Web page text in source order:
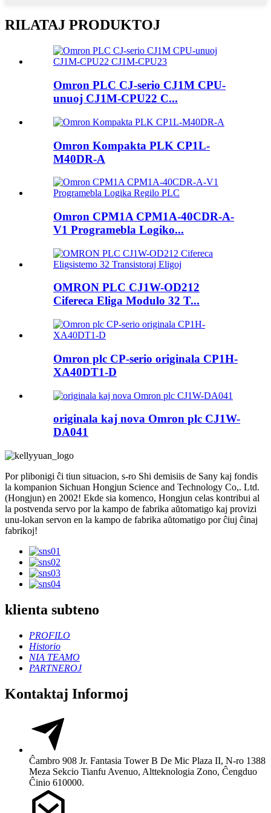
RILATAJ PRODUKTOJ
Omron PLC CJ-serio CJ1M CPU-
unuoj CJ1M-CPU22 C...
Omron Kompakta PLK CP1L-
M40DR-A
Omron CPM1A CPM1A-40CDR-A-
V1 Programebla Logiko...
OMRON PLC CJ1W-OD212
Cifereca Eliga Modulo 32 T...
Omron plc CP-serio originala CP1H-
XA40DT1-D
originala kaj nova Omron plc CJ1W-
DA041
Por plibonigi ĉi tiun situacion, s-ro Shi demisiis de Sany kaj fondis
la kompanion Sichuan Hongjun Science and Technology Co,. Ltd.
(Hongjun) en 2002! Ekde sia komenco, Hongjun celas kontribui al
la postvenda servo por la kampo de fabrika aŭtomatigo kaj provizi
unu-lokan servon en la kampo de fabrika aŭtomatigo por ĉiuj ĉinaj
fabrikoj!
klienta subteno
PROFILO
Historio
NIA TEAMO
PARTNEROJ
Kontaktaj Informoj
Ĉambro 908 Jr. Fantasia Tower B De Mic Plaza II, N-ro 1388
Meza Sekcio Tianfu Avenuo, Altteknologia Zono, Ĉengduo
Ĉinio 610000.